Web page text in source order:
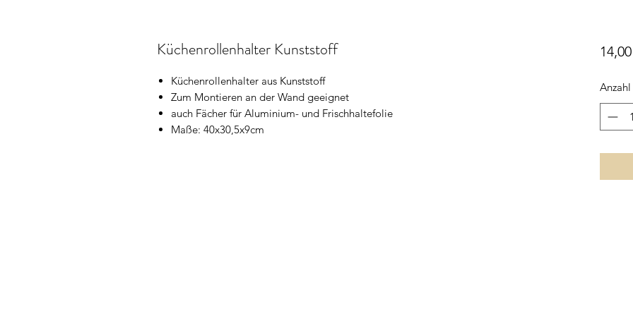
Küchenrollenhalter Kunststoff
Küchenrollenhalter aus Kunststoff
Zum Montieren an der Wand geeignet
auch Fächer für Aluminium- und Frischhaltefolie
Maße: 40x30,5x9cm
Anzahl